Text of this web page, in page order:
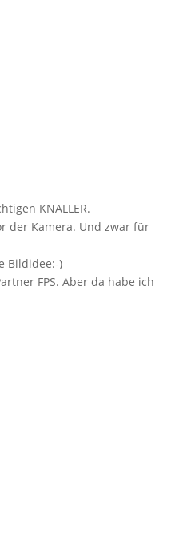
KNALLER.
der Kamera. Und zwar für
Bildidee:-)
FPS. Aber da habe ich